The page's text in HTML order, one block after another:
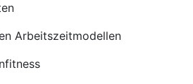
Arbeitszeitmodellen